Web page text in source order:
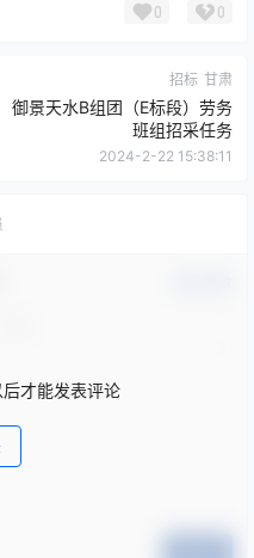
0 0
招标 甘肃
御景天水B组团（E标段）劳务
班组招采任务
2024-2-22 15:38:11
才能发表评论